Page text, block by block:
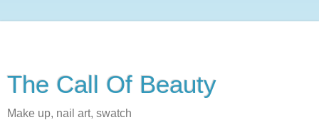
The Call Of Beauty
Make up, nail art, swatch